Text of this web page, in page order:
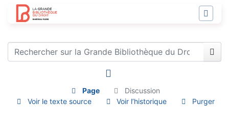
Page
Discussion
Voir le texte source
Voir l’historique Purger